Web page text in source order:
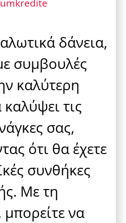
δάνεια,
συμβουλές
καλύτερη
τις
σας,
ότι θα έχετε
συνθήκες
Με τη
να